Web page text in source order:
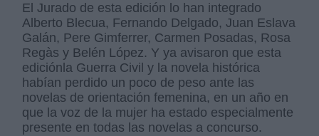
El Jurado de esta edición lo han integrado
Alberto Blecua, Fernando Delgado, Juan Eslava
Galán, Pere Gimferrer, Carmen Posadas, Rosa
Regàs y Belén López. Y ya avisaron que esta
ediciónla Guerra Civil y la novela histórica
habían perdido un poco de peso ante las
novelas de orientación femenina, en un año en
que la voz de la mujer ha estado especialmente
presente en todas las novelas a concurso.